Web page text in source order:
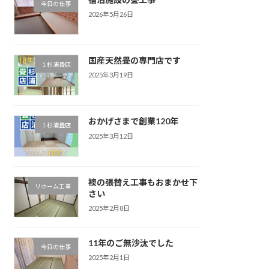
今日の仕事
2026年5月26日
1.杉浦畳店 国産天然畳の専門店です
2025年3月19日
1.杉浦畳店 おかげさまで創業120年
2025年3月12日
リホーム工事
襖の張替え工事もおまかせ下
さい
2025年2月8日
今日の仕事 11年のご無沙汰でした
2025年2月1日